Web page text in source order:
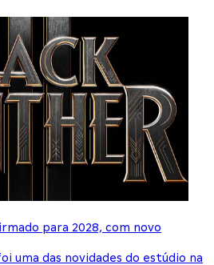
para 2028, com novo
uma das novidades do estúdio na